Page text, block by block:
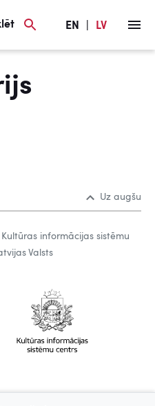
EN LV
Uz augšu
informācijas sistēmu
Valsts